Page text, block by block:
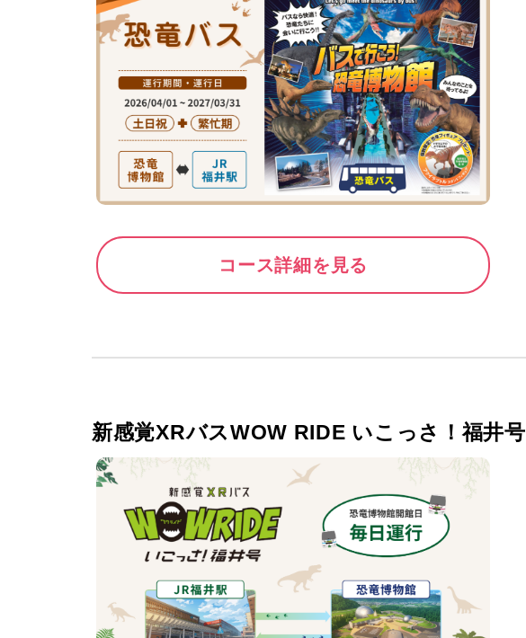
コース詳細を見る
新感覚XRバスWOW RIDE いこっさ！福井号